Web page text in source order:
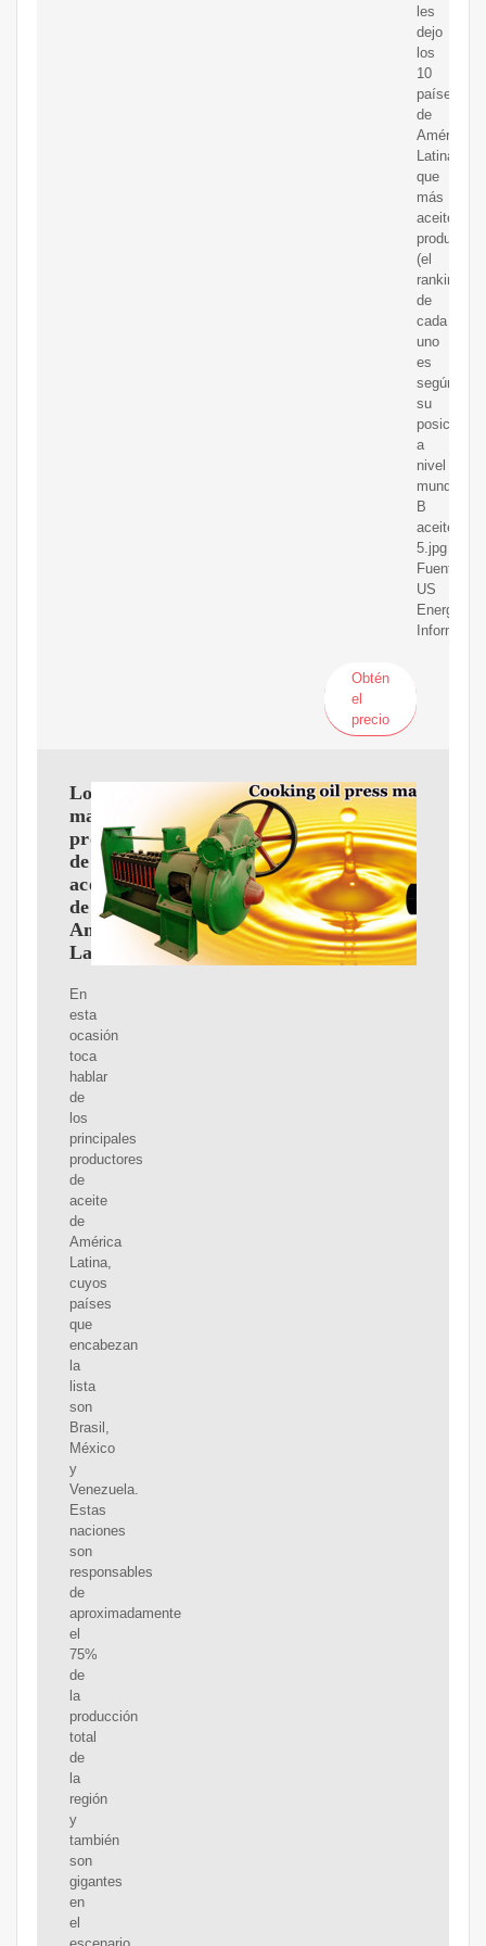
les
dejo
los
10
países
de
América
Latina
que
más
aceite
producen
(el
ranking
de
cada
uno
es
según
su
posición
a
nivel
mundial):
B
aceite
5.jpg
Fuente:
US
Energy
Information
Obtén
el
precio
Los
mayores
productores
de
aceite
de
América
Latina
En
esta
ocasión
toca
hablar
de
los
principales
productores
de
aceite
de
América
Latina,
cuyos
países
que
encabezan
la
lista
son
Brasil,
México
y
Venezuela.
Estas
naciones
son
responsables
de
aproximadamente
el
75%
de
la
producción
total
de
la
región
y
también
son
gigantes
en
el